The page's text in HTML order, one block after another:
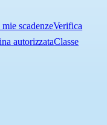
scadenzeVerifica
autorizzataClasse